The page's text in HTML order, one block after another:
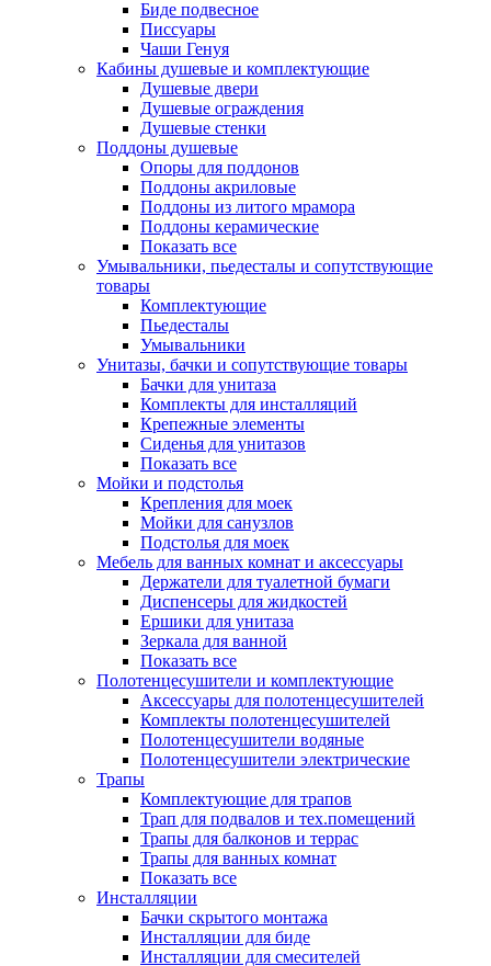
Биде подвесное
Писсуары
Чаши Генуя
Кабины душевые и комплектующие
Душевые двери
Душевые ограждения
Душевые стенки
Поддоны душевые
Опоры для поддонов
Поддоны акриловые
Поддоны из литого мрамора
Поддоны керамические
Показать все
Умывальники, пьедесталы и сопутствующие
товары
Комплектующие
Пьедесталы
Умывальники
Унитазы, бачки и сопутствующие товары
Бачки для унитаза
Комплекты для инсталляций
Крепежные элементы
Сиденья для унитазов
Показать все
Мойки и подстолья
Крепления для моек
Мойки для санузлов
Подстолья для моек
Мебель для ванных комнат и аксессуары
Держатели для туалетной бумаги
Диспенсеры для жидкостей
Ершики для унитаза
Зеркала для ванной
Показать все
Полотенцесушители и комплектующие
Аксессуары для полотенцесушителей
Комплекты полотенцесушителей
Полотенцесушители водяные
Полотенцесушители электрические
Трапы
Комплектующие для трапов
Трап для подвалов и тех.помещений
Трапы для балконов и террас
Трапы для ванных комнат
Показать все
Инсталляции
Бачки скрытого монтажа
Инсталляции для биде
Инсталляции для смесителей